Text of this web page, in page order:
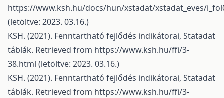
https://www.ksh.hu/docs/hun/xstadat/xstadat_eves/
(letöltve: 2023. 03.16.)
KSH. (2021). Fenntartható fejlődés indikátorai, Statadat
táblák. Retrieved from https://www.ksh.hu/ffi/3-
38.html (letöltve: 2023. 03.16.)
KSH. (2021). Fenntartható fejlődés indikátorai, Statadat
táblák. Retrieved from https://www.ksh.hu/ffi/3-